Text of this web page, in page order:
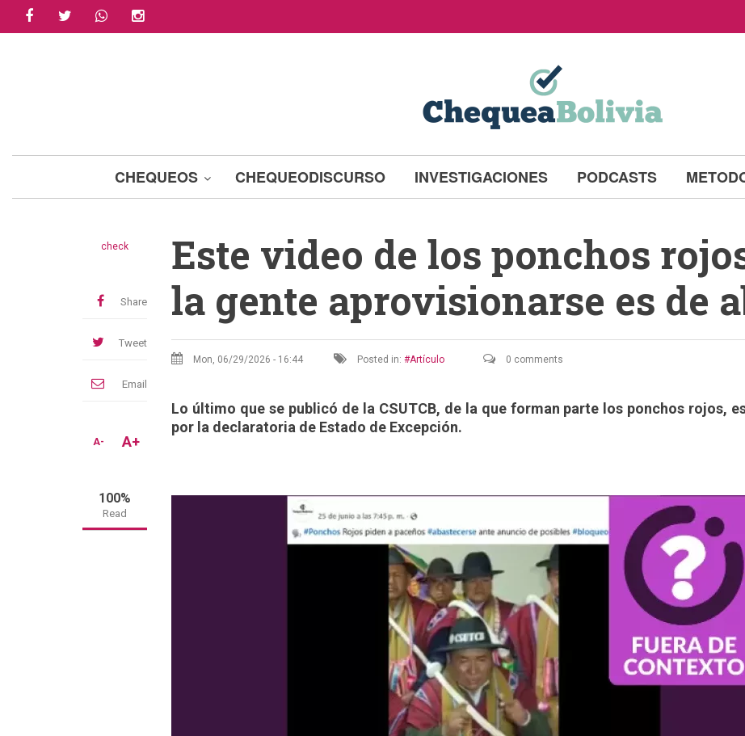
facebooktwitter whatsapp
CHEQUEOS CHEQUEODISCURSO INVESTIGACIONES PODCASTS
check
Share
Tweet
Email
A- A+
100%
Read
Este video de los ponchos
la gente aprovisionarse es de
Mon, 06/29/2026 - 16:44 Posted in: Artículo 0 comments
Lo último que se publicó de la CSUTCB, de la que forman parte los ponchos rojos,
por la declaratoria de Estado de Excepción.